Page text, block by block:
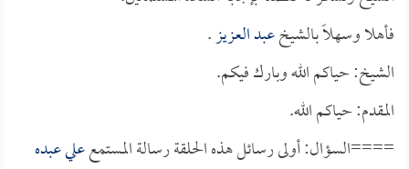
فأهلا وسهلاً بالشيخعبد العزيز.
الشيخ: حياكم الله وبارك فيكم.
المقدم: حياكم الله.
====السؤال: أولى رسائل هذه الحلقة رسالة المستمععلي عبده